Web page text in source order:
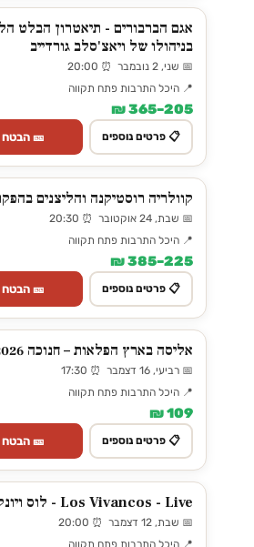
אגם הברבורים - תיאטרון הבלט
בניהולו של ויאצ'סלב גורדייב
📅 שני, 2 נובמבר ⏰ 20:00
📍 היכל התרבות פתח תקווה
205–365 ₪
📋 פרטים נוספים 🎫
קוולריה רוסטיקנה והליצנים
📅 שבת, 24 אוקטובר ⏰ 20:30
📍 היכל התרבות פתח תקווה
225–385 ₪
📋 פרטים נוספים 🎫
אליסה בארץ הפלאות – חנוכה 2026
📅 רביעי, 16 דצמבר ⏰ 17:30
📍 היכל התרבות פתח תקווה
109 ₪
📋 פרטים נוספים 🎫
Los Vivancos - Live - לוס ויונקוס
📅 שבת, 12 דצמבר ⏰ 20:00
📍 היכל התרבות פתח תקווה